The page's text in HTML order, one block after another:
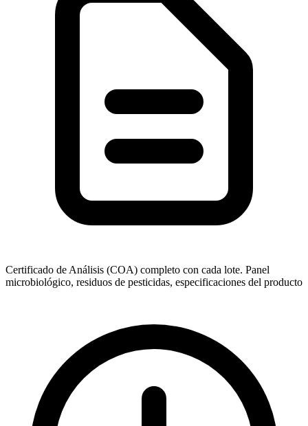
Certificado de Análisis (COA) completo con cada lote. Panel
microbiológico, residuos de pesticidas, especificaciones del producto